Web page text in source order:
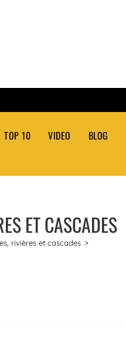
TOP 10 VIDEO BLOG
ET CASCADES
rivières et cascades >